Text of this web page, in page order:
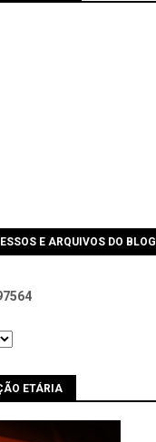
E ARQUIVOS DO BLOG
7564
ETÁRIA